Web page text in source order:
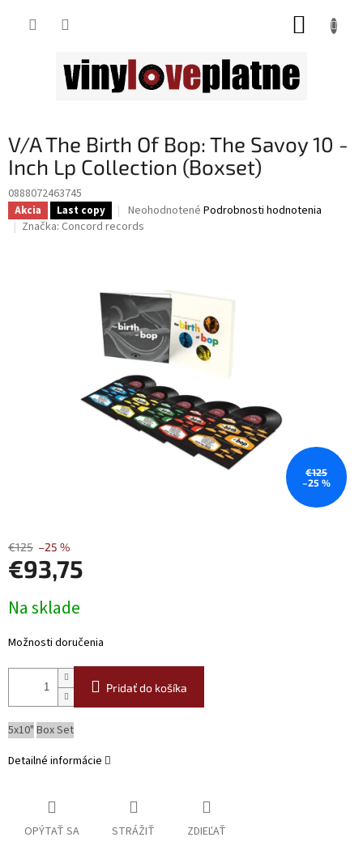
V/A The Birth Of Bop: The Savoy 10 -
Inch Lp Collection (Boxset)
0888072463745
Akcia Last copy
Priemerné
hodnotenie
5
hviezdičiek.
Neohodnotené Podrobnosti hodnotenia
Značka: Concord records
€125
–25 %
€125 –25 %
€93,75
cena:
Na sklade
Možnosti doručenia
Pridať do košíka
5x10" Box Set
Detailné informácie
OPÝTAŤ SA STRÁŽIŤ ZDIEĽAŤ